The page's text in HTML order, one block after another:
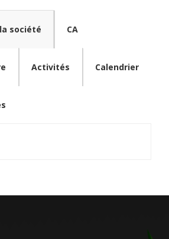
société CA
Activités Calendrier